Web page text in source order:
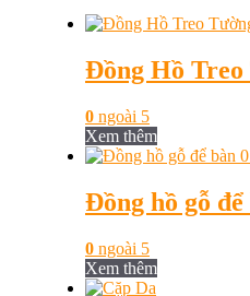
Đồng Hồ Treo
0 ngoài 5
Xem thêm
Đồng hồ gỗ để
0 ngoài 5
Xem thêm